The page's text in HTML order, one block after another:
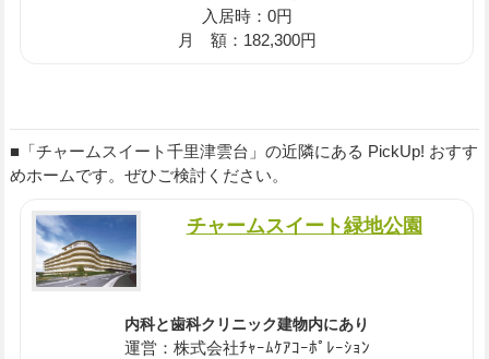
入居時：0円
月 額：182,300円
■「チャームスイート千里津雲台」の近隣にある PickUp! おすす
めホームです。ぜひご検討ください。
チャームスイート緑地公園
内科と歯科クリニック建物内にあり
運営：株式会社ﾁｬｰﾑｹｱｺｰﾎﾟﾚｰｼｮﾝ